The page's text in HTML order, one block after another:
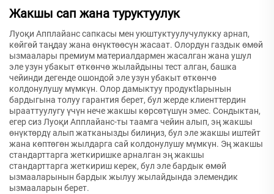
Жакшы сап жана туруктуулук
Луоқи Апплайанс сапкасы мен уюштуктуулучулукку арнап,
көйгөй таңдау жана өнүктөөсүн жасаат. Олордун газдык өмөй
ызмаалары премиум материалдармен жасалган жана ушул
эле узун убакыт өткөнчө жылайдыны тест алган, башка
чейинди дегенде ошондой эле узун убакыт өткөнчө
колдонулушу мүмкүн. Олор дамыктуу продукtlарынын
бардыгына толуу гарантия берет, бул жерде клиенттердин
ырааттуулугу үчүн нече жакшы көрсөтүшүн эмес. Сондыктан,
егер сиз Луоқи Апплайанс-ты таамга чейин алып, эң жакшы
өнүктөрдү алып жатканызды билиңиз, бул эле жакшы иштейт
жана көптөгөн жылдарга сай колдонулушу мүмкүн. Эң жакшы
стандарттарга жеткиришке арналган эң жакшы
стандарттарга жеткириш керек, бул эле бардык өмөй
ызмааларынын бардык жылуу жылайдында элемендик
ызмааларын берет.